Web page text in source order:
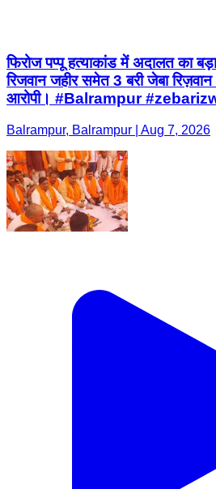
फिरोज पप्पू हत्याकांड में अदालत का
रिजवान जहीर समेत 3 बरी जेबा
आरोपी। #Balrampur
Balrampur, Balrampur | Aug 7, 2026